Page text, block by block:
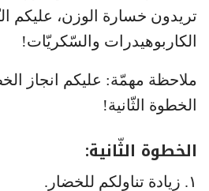
تريدون خسارة الوزن، عليكم
الكاربوهيدرات والسّكريّات!
ملاحظة مهمّة: عليكم انجاز
الخطوة الثّانية!
الخطوة الثّانية:
١. زيادة تناولكم للخضار.